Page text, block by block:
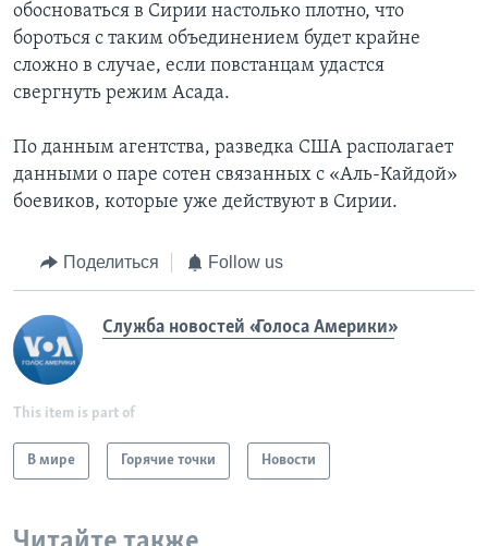
обосноваться в Сирии настолько плотно, что
бороться с таким объединением будет крайне
сложно в случае, если повстанцам удастся
свергнуть режим Асада.
По данным агентства, разведка США располагает
данными о паре сотен связанных с «Аль-Кайдой»
боевиков, которые уже действуют в Сирии.
Поделиться Follow us
Служба новостей «Голоса Америки»
This item is part of
В мире Горячие точки Новости